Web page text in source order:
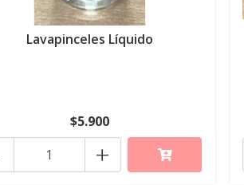
Lavapinceles Líquido
$5.900
+